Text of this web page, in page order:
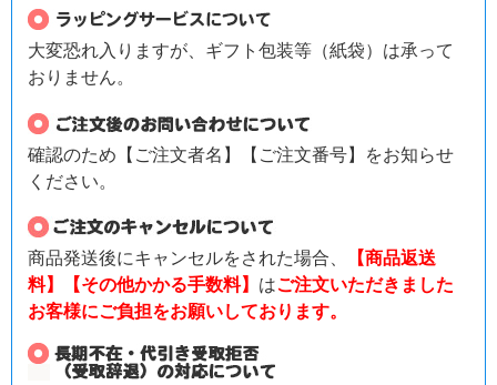
大変恐れ入りますが、ギフト包装等（紙袋）は承って
おりません。
確認のため【ご注文者名】【ご注文番号】をお知らせ
ください。
商品発送後にキャンセルをされた場合、
【商品返送
料】【その他かかる手数料】 はご注文いただきました
お客様にご負担をお願いしております。